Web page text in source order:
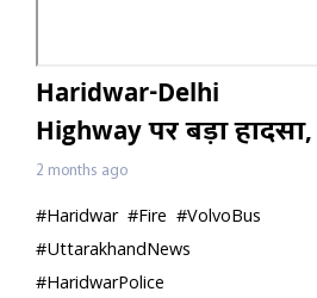
Haridwar-Delhi
Highway पर बड़ा हादसा,
धू-धू कर जली Volvo Bus,
बाल-बाल बची 32
जिंदगियां!
2 months ago
#Haridwar #Fire #VolvoBus
#UttarakhandNews
#HaridwarPolice